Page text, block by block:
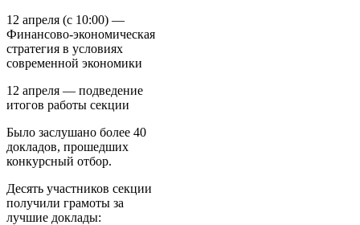
12 апреля (с 10:00) —
Финансово-экономическая
стратегия в условиях
современной экономики
12 апреля — подведение
итогов работы секции
Было заслушано более 40
докладов, прошедших
конкурсный отбор.
Десять участников секции
получили грамоты за
лучшие доклады: